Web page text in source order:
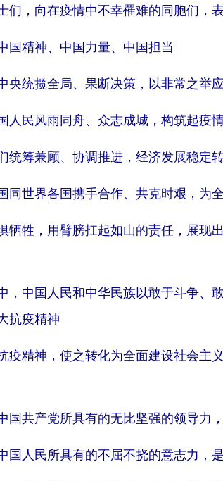
，向在疫情中不幸罹难的同胞们，
国精神、中国力量、中国担当
央统揽全局、果断决策，以非常之举
人民风雨同舟、众志成城，构筑起疫
统筹兼顾、协调推进，经济发展稳定
同世界各国携手合作、共克时艰，为
牺牲，用臂膀扛起如山的责任，展现
，中国人民和中华民族以敢于斗争、
抗疫精神
疫精神，使之转化为全面建设社会主
国共产党所具有的无比坚强的领导力
国人民所具有的不屈不挠的意志力，